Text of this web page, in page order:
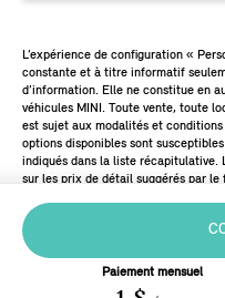
Paiement mensuel
L’expérience de configuration «
constante et à titre informatif
d’information. Elle ne constitue en
véhicules MINI. Toute vente, toute
est sujet aux modalités et
options disponibles sont
indiqués dans la liste récapitulative.
sur les prix de détail suggérés par